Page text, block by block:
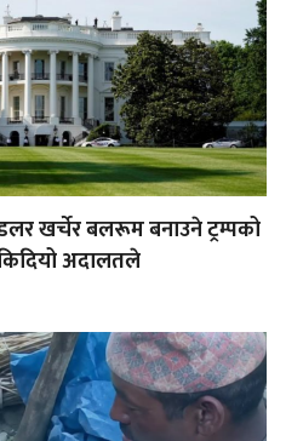
खर्चेर बलरूम बनाउने ट्रम्पको
अदालतले